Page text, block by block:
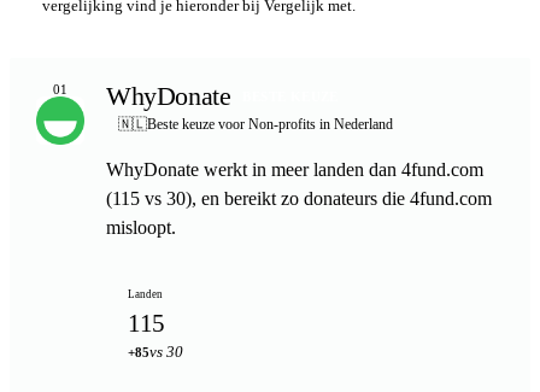
vergelijking vind je hieronder bij Vergelijk met.
01 WhyDonate
🇳🇱Beste keuze voor Non-profits in Nederland
WhyDonate werkt in meer landen dan 4fund.com
(115 vs 30), en bereikt zo donateurs die 4fund.com
misloopt.
Landen
115
+85vs 30